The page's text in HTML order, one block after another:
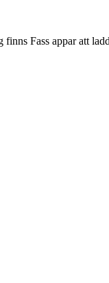
Fass appar att